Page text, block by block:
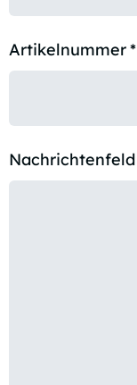
Artikelnummer*
Nachrichtenfeld